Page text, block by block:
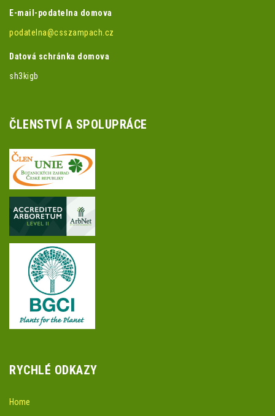
E-mail-podatelna domova
podatelna@csszampach.cz
Datová schránka domova
sh3kigb
ČLENSTVÍ A SPOLUPRÁCE
RYCHLÉ ODKAZY
Home